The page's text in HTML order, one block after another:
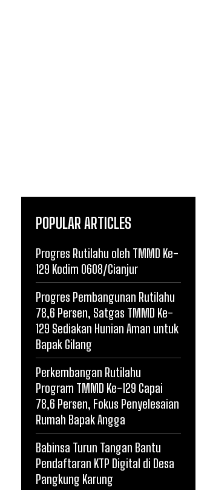
POPULAR ARTICLES
Progres Rutilahu oleh TMMD Ke-
129 Kodim 0608/Cianjur
Progres Pembangunan Rutilahu
78,6 Persen, Satgas TMMD Ke-
129 Sediakan Hunian Aman untuk
Bapak Gilang
Perkembangan Rutilahu
Program TMMD Ke-129 Capai
78,6 Persen, Fokus Penyelesaian
Rumah Bapak Angga
Babinsa Turun Tangan Bantu
Pendaftaran KTP Digital di Desa
Pangkung Karung